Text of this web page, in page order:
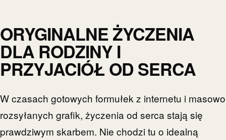
ORYGINALNE ŻYCZENIA
DLA RODZINY I
PRZYJACIÓŁ OD SERCA
W czasach gotowych formułek z internetu i masowo
rozsyłanych grafik, życzenia od serca stają się
prawdziwym skarbem. Nie chodzi tu o idealną